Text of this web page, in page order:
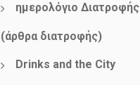
ημερολόγιο Διατροφής
(άρθρα διατροφής)
Drinks and the City